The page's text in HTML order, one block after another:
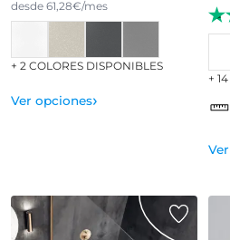
desde 61,28€/mes
+ 2 COLORES DISPONIBLES
Ver opciones›
+